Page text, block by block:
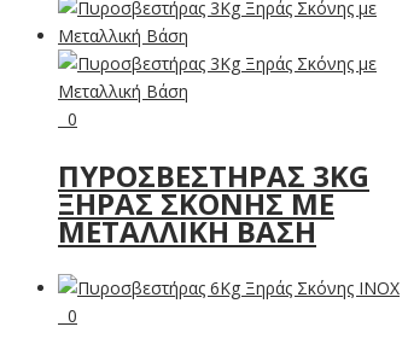
0
ΠΥΡΟΣΒΕΣΤΉΡΑΣ 3KG
ΞΗΡΆΣ ΣΚΌΝΗΣ ΜΕ
ΜΕΤΑΛΛΙΚΉ ΒΆΣΗ
0